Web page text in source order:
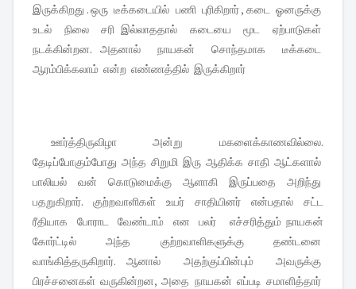
இருக்கிறது . ஒரு டீக்கடையில் பணி புரிகிறார் , கடை ஓனருக்கு
உடல் நிலை சரி இல்லாததால் கடையை மூட ஏற்பாடுகள்
நடக்கின்றன. அதனால் நாயகன் சொந்தமாக டீக்கடை
ஆரம்பிக்கலாம் என்ற எண்ணத்தில் இருக்கிறார்
ஊர்த்திருவிழா அன்று மகளைக்காணவில்லை.
தேடிப்போகும்போது அந்த சிறுமி இரு ஆதிக்க சாதி ஆட்களால்
பாலியல் வன் கொடுமைக்கு ஆளாகி இருப்பதை அறிந்து
பதறுகிறார். குற்றவாளிகள் உயர் சாதியினர் என்பதால் சட்ட
ரீதியாக போராட வேண்டாம் என பலர் எச்சரித்தும் நாயகன்
கோர்ட்டில் அந்த குற்றவாளிகளுக்கு தண்டனை
வாங்கித்தருகிறார். ஆனால் அதற்குப்பின்பும் அவருக்கு
பிரச்சனைகள் வருகின்றன, அதை நாயகன் எப்படி சமாளித்தார்